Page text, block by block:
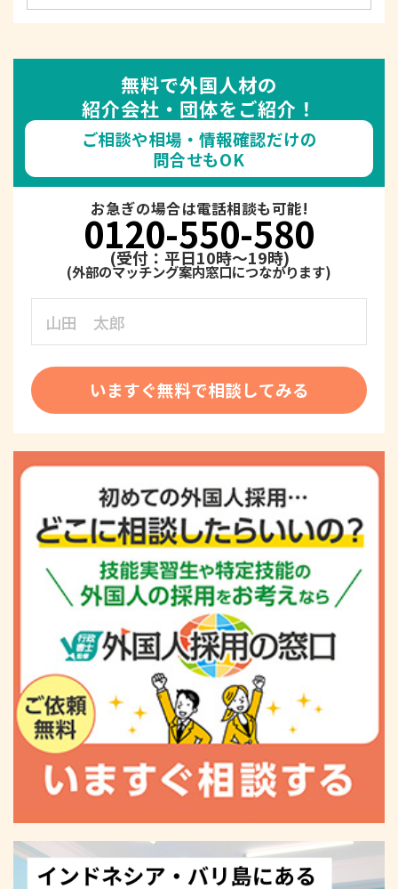
無料で外国人材の
紹介会社・団体をご紹介！
ご相談や相場・情報確認だけの
問合せもOK
お急ぎの場合は電話相談も可能!
0120-550-580
(受付：平日10時～19時)
いますぐ無料で相談してみる